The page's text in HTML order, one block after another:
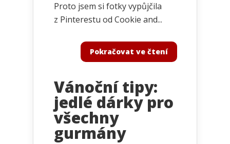
Proto jsem si fotky vypůjčila
z Pinterestu od Cookie and...
Pokračovat ve čtení
Vánoční tipy:
jedlé dárky pro
všechny
gurmány